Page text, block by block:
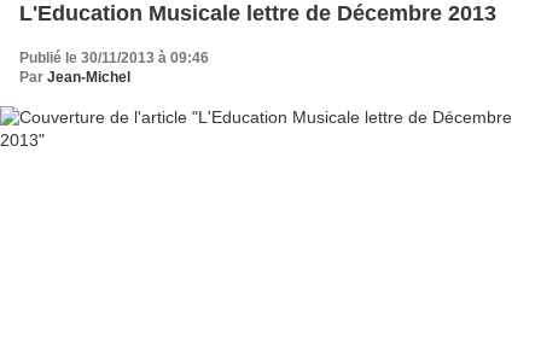
L'Education Musicale lettre de Décembre 2013
Publié le 30/11/2013 à 09:46
Par Jean-Michel